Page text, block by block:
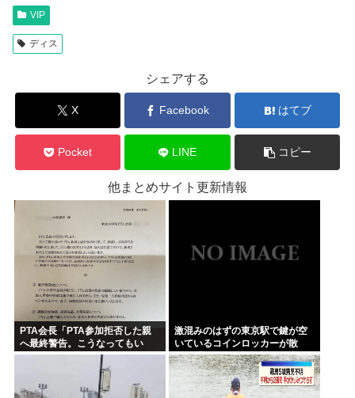
VIP
ディス
シェアする
X Facebook はてブ
Pocket LINE コピー
他まとめサイト更新情報
PTA会長「PTA参加拒否した親
へ最終警告。こうなってもい
い？」
激混みのはずの東京駅で鍵が空
いているコインロッカーが散
見、「ラッキー」と思って中を
確認してみると……